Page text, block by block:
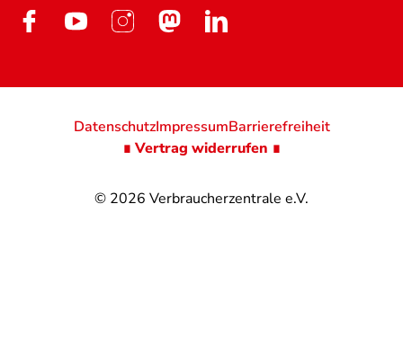
© 2026 Verbraucherzentrale e.V.
DatenschutzImpressumBarrierefreiheit
∎ Vertrag widerrufen ∎